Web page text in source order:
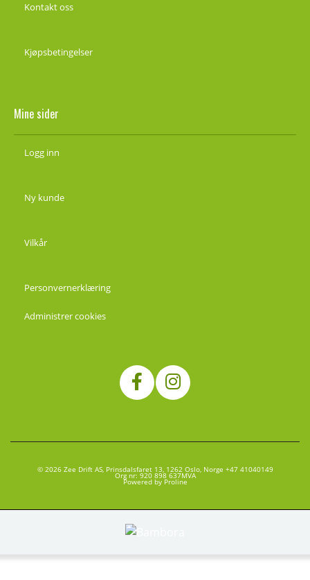
Kontakt oss
Kjøpsbetingelser
Mine sider
Logg inn
Ny kunde
Vilkår
Personvernerklæring
Administrer cookies
© 2026 Zee Drift AS, Prinsdalsfaret 13, 1262 Oslo, Norge +47 41040149
Org nr: 920 898 637MVA
Powered by Proline